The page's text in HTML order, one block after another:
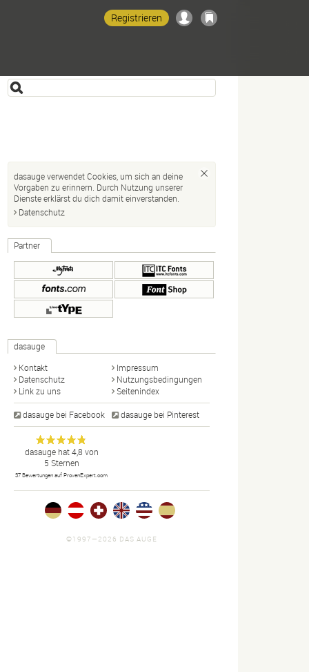
Registrieren
dasauge verwendet Cookies, um sich an deine
Vorgaben zu erinnern. Durch Nutzung unserer
Dienste erklärst du dich damit einverstanden.
Datenschutz
Partner
dasauge
Kontakt
Impressum
Datenschutz
Nutzungsbedingungen
Link zu uns
Seitenindex
dasauge bei Facebook dasauge bei Pinterest
dasauge
Designer,
Fotografen,
Agenturen,
Portfolios
und Jobs.
Anonym
dasaugehat4,8 von
5 Sternen
37 Bewertungen auf ProvenExpert.com
©1997—2026 DAS AUGE